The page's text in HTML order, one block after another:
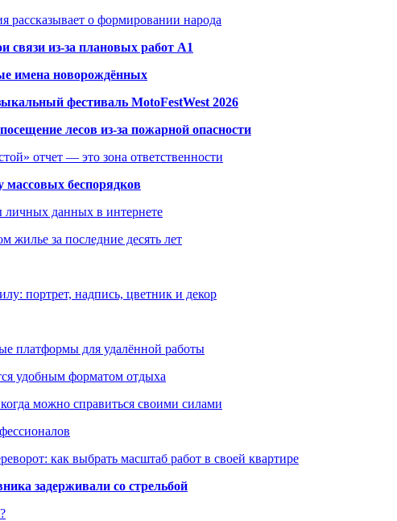
рассказывает о формировании народа
из-за плановых работ A1
имена новорождённых
фестиваль MotoFestWest 2026
лесов из-за пожарной опасности
отчет — это зона ответственности
массовых беспорядков
данных в интернете
жилье за последние десять лет
портрет, надпись, цветник и декор
платформы для удалённой работы
удобным форматом отдыха
можно справиться своими силами
как выбрать масштаб работ в своей квартире
задерживали со стрельбой